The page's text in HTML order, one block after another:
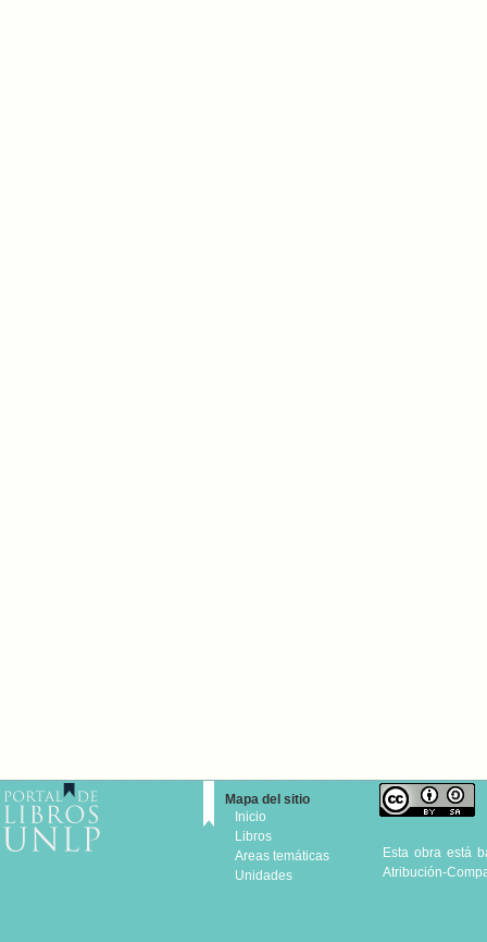
Mapa del sitio
Inicio
Libros
Areas temáticas
Unidades
Esta obra está
Atribución-